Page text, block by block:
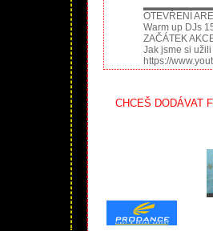
OTEVŘENÍ
Warm up DJs
ZAČÁTEK
Jak jsme si
https://
CHCEŠ DODÁVAT